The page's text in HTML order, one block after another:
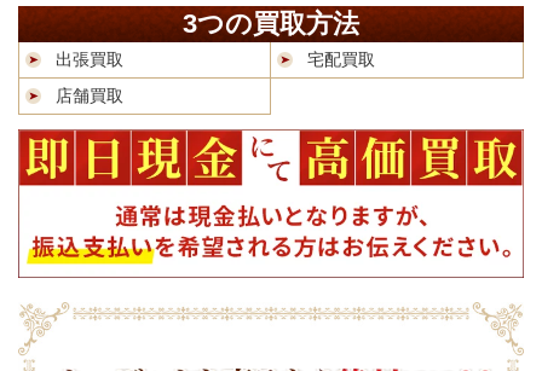
3つの買取方法
出張買取
宅配買取
店舗買取